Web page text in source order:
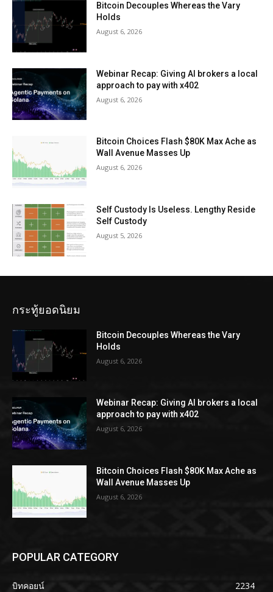
Bitcoin Decouples Whereas the Vary
Holds
August 6, 2026
Webinar Recap: Giving AI brokers a local
approach to pay with x402
August 6, 2026
Bitcoin Choices Flash $80K Max Ache as
Wall Avenue Masses Up
August 6, 2026
Self Custody Is Useless. Lengthy Reside
Self Custody
August 5, 2026
กระทู้ยอดนิยม
Bitcoin Decouples Whereas the Vary
Holds
August 6, 2026
Webinar Recap: Giving AI brokers a local
approach to pay with x402
August 6, 2026
Bitcoin Choices Flash $80K Max Ache as
Wall Avenue Masses Up
August 6, 2026
POPULAR CATEGORY
บิทคอยน์
2234